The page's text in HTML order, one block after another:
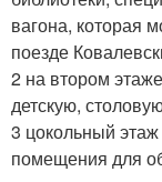
вагона, которая
поезде
2 на втором
детскую,
3 цокольный
помещения для